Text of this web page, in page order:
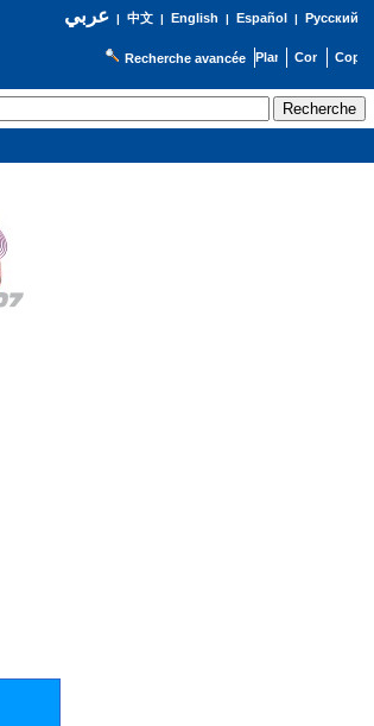
عربي| 中文| English | Español | Русский
Recherche avancée